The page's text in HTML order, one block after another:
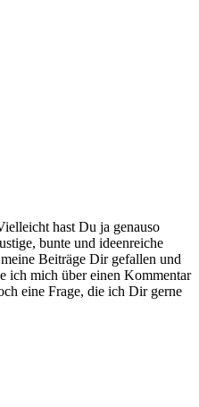
hast Du ja genauso
bunte und ideenreiche
Beiträge Dir gefallen und
ich mich über einen Kommentar
eine Frage, die ich Dir gerne